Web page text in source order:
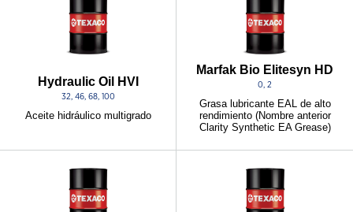
Hydraulic Oil HVI
32, 46, 68, 100
Aceite hidráulico multigrado
Marfak Bio Elitesyn HD
0, 2
Grasa lubricante EAL de alto
rendimiento (Nombre anterior
Clarity Synthetic EA Grease)